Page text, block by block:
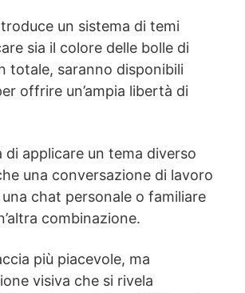
un sistema di temi
sia il colore delle bolle di
totale, saranno disponibili
offrire un’ampia libertà di
di applicare un tema diverso
una conversazione di lavoro
chat personale o familiare
combinazione.
più piacevole, ma
visiva che si rivela